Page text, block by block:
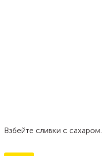
Взбейте сливки с сахаром.